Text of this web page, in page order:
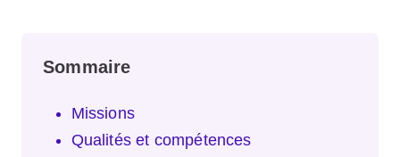
Sommaire
Missions
Qualités et compétences